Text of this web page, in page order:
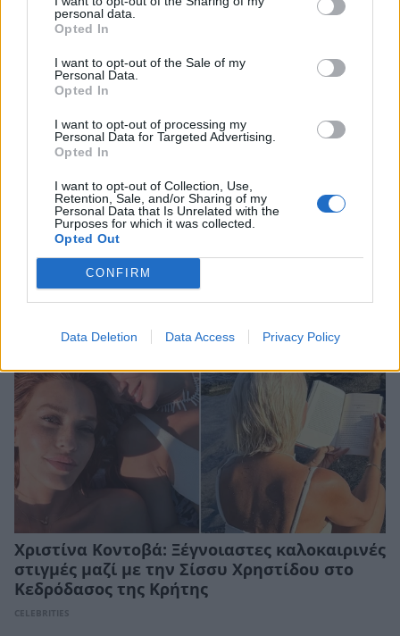
personal data.
Opted In
I want to opt-out of the Sale of my
Personal Data.
Opted In
I want to opt-out of processing my
Personal Data for Targeted Advertising.
Opted In
I want to opt-out of Collection, Use,
Retention, Sale, and/or Sharing of my
Personal Data that Is Unrelated with the
Purposes for which it was collected.
Opted Out
CONFIRM
Data Deletion Data Access Privacy Policy
Σίσσυ Χρηστίδου – Νίκος Κοκλώνης:
Αχώριστοι και στη Μύκονο!
Χριστίνα Κοντοβά: Ξέγνοιαστες καλοκαιρινές
στιγμές μαζί με την Σίσσυ Χρηστίδου στο
Κεδρόδασος της Κρήτης
CELEBRITIES